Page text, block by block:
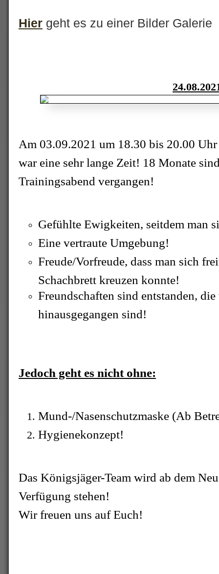
Hier geht es zu einer Bilder Galerie
Am 03.09.2021 um 18.30 bis 20.00
war eine sehr lange Zeit! 18 Monate
Trainingsabend vergangen!
Gefühlte Ewigkeiten, seitdem man
Eine vertraute Umgebung!
Freude/Vorfreude, dass man sich
Schachbrett kreuzen konnte!
Freundschaften sind entstanden,
hinausgegangen sind!
Jedoch geht es nicht ohne:
Mund-/Nasenschutzmaske (Ab
Hygienekonzept!
Das Königsjäger-Team wird ab dem
Verfügung stehen!
Wir freuen uns auf Euch!